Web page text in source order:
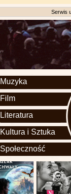
Serwis
Muzyka
Film
Literatura
Kultura i Sztuka
Społeczność